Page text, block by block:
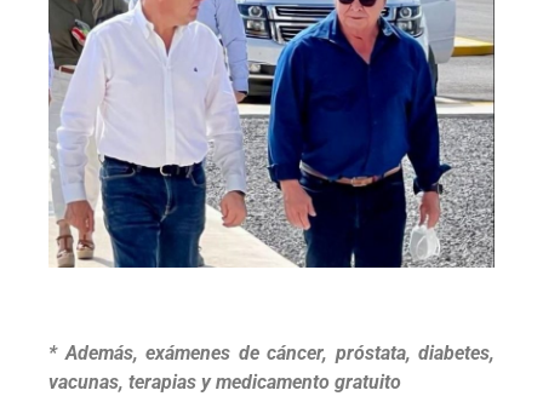
* Además, exámenes de cáncer, próstata, diabetes,
vacunas, terapias y medicamento gratuito